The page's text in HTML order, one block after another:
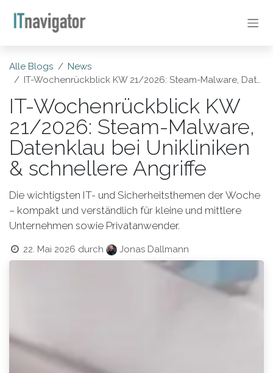
Alle Blogs
News
IT-Wochenrückblick KW 21/2026: Steam-Malware, Datenklau bei Unikliniken & schnellere Angriffe
IT-Wochenrückblick KW
21/2026: Steam-Malware,
Datenklau bei Unikliniken
& schnellere Angriffe
Die wichtigsten IT- und Sicherheitsthemen der Woche
– kompakt und verständlich für kleine und mittlere
Unternehmen sowie Privatanwender.
22. Mai 2026 durch Jonas Dallmann